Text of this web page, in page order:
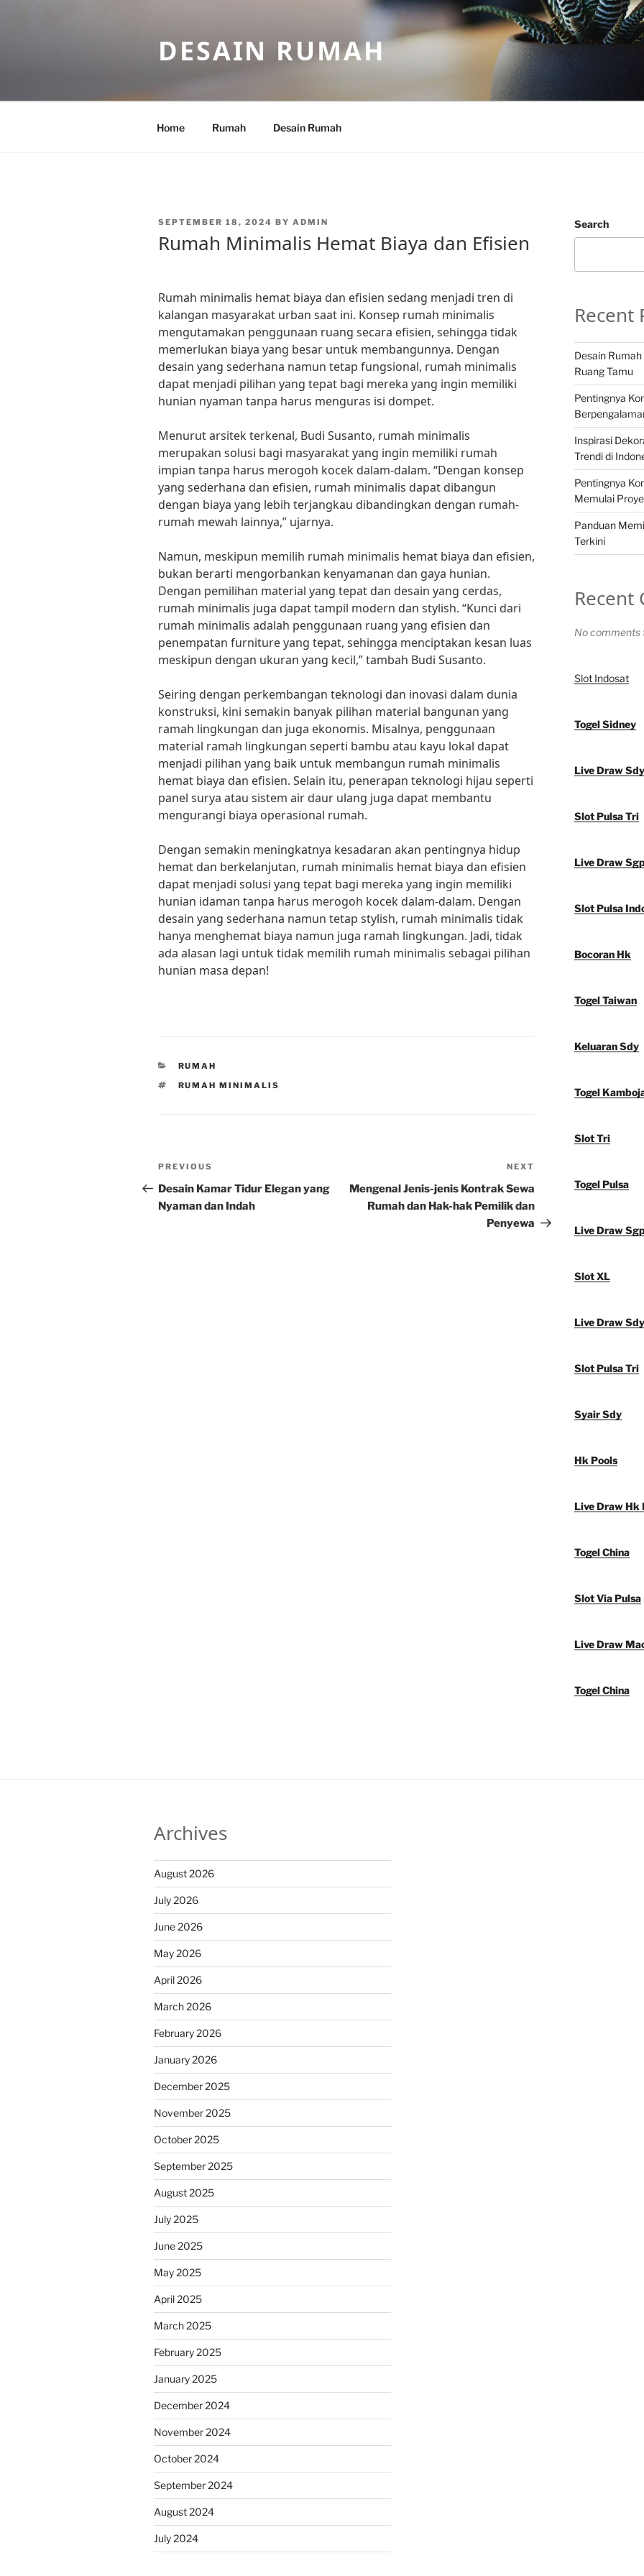
DESAIN RUMAH
Home Rumah Desain Rumah
POSTED
SEPTEMBER 18, 2024 BY ADMIN
Rumah Minimalis Hemat Biaya dan Efisien
Rumah minimalis hemat biaya dan efisien sedang menjadi tren di
kalangan masyarakat urban saat ini. Konsep rumah minimalis
mengutamakan penggunaan ruang secara efisien, sehingga tidak
memerlukan biaya yang besar untuk membangunnya. Dengan
desain yang sederhana namun tetap fungsional, rumah minimalis
dapat menjadi pilihan yang tepat bagi mereka yang ingin memiliki
hunian nyaman tanpa harus menguras isi dompet.
Menurut arsitek terkenal, Budi Susanto, rumah minimalis
merupakan solusi bagi masyarakat yang ingin memiliki rumah
impian tanpa harus merogoh kocek dalam-dalam. “Dengan konsep
yang sederhana dan efisien, rumah minimalis dapat dibangun
dengan biaya yang lebih terjangkau dibandingkan dengan rumah-
rumah mewah lainnya,” ujarnya.
Namun, meskipun memilih rumah minimalis hemat biaya dan efisien,
bukan berarti mengorbankan kenyamanan dan gaya hunian.
Dengan pemilihan material yang tepat dan desain yang cerdas,
rumah minimalis juga dapat tampil modern dan stylish. “Kunci dari
rumah minimalis adalah penggunaan ruang yang efisien dan
penempatan furniture yang tepat, sehingga menciptakan kesan luas
meskipun dengan ukuran yang kecil,” tambah Budi Susanto.
Seiring dengan perkembangan teknologi dan inovasi dalam dunia
konstruksi, kini semakin banyak pilihan material bangunan yang
ramah lingkungan dan juga ekonomis. Misalnya, penggunaan
material ramah lingkungan seperti bambu atau kayu lokal dapat
menjadi pilihan yang baik untuk membangun rumah minimalis
hemat biaya dan efisien. Selain itu, penerapan teknologi hijau seperti
panel surya atau sistem air daur ulang juga dapat membantu
mengurangi biaya operasional rumah.
Dengan semakin meningkatnya kesadaran akan pentingnya hidup
hemat dan berkelanjutan, rumah minimalis hemat biaya dan efisien
dapat menjadi solusi yang tepat bagi mereka yang ingin memiliki
hunian idaman tanpa harus merogoh kocek dalam-dalam. Dengan
desain yang sederhana namun tetap stylish, rumah minimalis tidak
hanya menghemat biaya namun juga ramah lingkungan. Jadi, tidak
ada alasan lagi untuk tidak memilih rumah minimalis sebagai pilihan
hunian masa depan!
CATEGORIES
RUMAH
TAGS
RUMAH MINIMALIS
Post
navigation
Previous
Post
PREVIOUS
Desain Kamar Tidur Elegan yang
Nyaman dan Indah
NEXT
Mengenal Jenis-jenis Kontrak Sewa
Rumah dan Hak-hak Pemilik dan
Penyewa
Search
Recent
Desain
Ruang Tamu
Pentingnya
Inspirasi
Trendi di
Pentingnya
Memulai
Panduan
Terkini
Recent
No comments
Slot Indosat
Togel Sidney
Live Draw Sdy
Slot Pulsa Tri
Live Draw
Slot Pulsa
Bocoran Hk
Togel Taiwan
Keluaran Sdy
Togel
Slot Tri
Togel Pulsa
Live Draw
Slot XL
Live Draw Sdy
Slot Pulsa Tri
Syair Sdy
Hk Pools
Live Draw Hk
Togel China
Slot Via Pulsa
Live Draw
Togel China
Archives
August 2026
July 2026
June 2026
May 2026
April 2026
March 2026
February 2026
January 2026
December 2025
November 2025
October 2025
September 2025
August 2025
July 2025
June 2025
May 2025
April 2025
March 2025
February 2025
January 2025
December 2024
November 2024
October 2024
September 2024
August 2024
July 2024